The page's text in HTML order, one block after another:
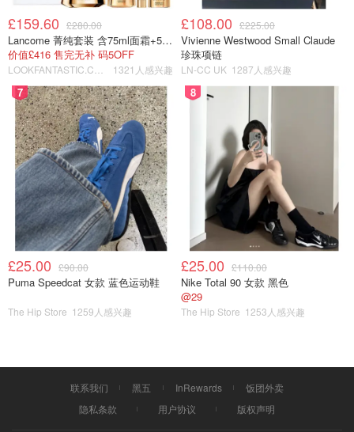
£159.60 £280.00
Lancome 菁纯套装 含75ml面霜+5ml精华+5ml眼霜
价值£416 售完无补 码5OFF
1321人感兴趣
£108.00 £225.00
Vivienne Westwood Small Claude
珍珠项链
LN-CC UK 1287人感兴趣
7
£25.00 £90.00
Puma Speedcat 女款 蓝色运动鞋
The Hip Store 1259人感兴趣
8
£25.00 £110.00
Nike Total 90 女款 黑色
@29
The Hip Store 1253人感兴趣
联系我们 黑五 InRewards
饭团外卖
隐私条款
用户协议 版权声明